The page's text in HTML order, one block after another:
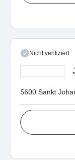
Nicht verifiziert
5600 Sankt